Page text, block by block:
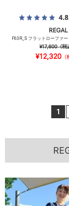
4.8
REGAL
F63R_S フラットローファ
¥17,600（税
¥12,320（
1